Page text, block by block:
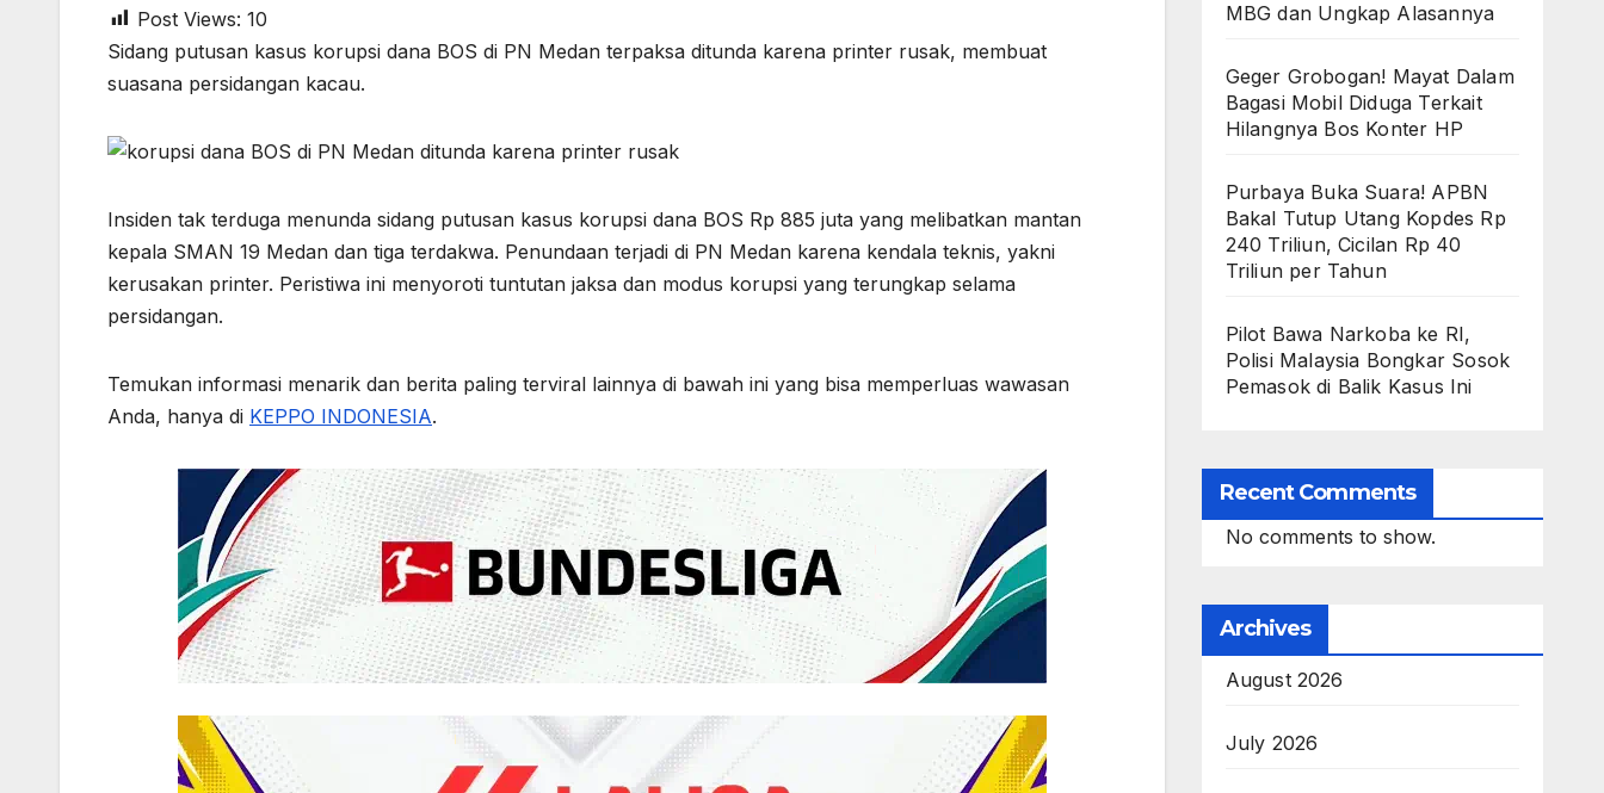
a
t
A
p
c
e
b
o
k
s
s
n
e
l
e
r
m
p
e
r
Post Views: 10
Sidang putusan kasus korupsi dana BOS di PN Medan terpaksa ditunda karena printer rusak, membuat
suasana persidangan kacau.
Insiden tak terduga menunda sidang putusan kasus korupsi dana BOS Rp 885 juta yang melibatkan mantan
kepala SMAN 19 Medan dan tiga terdakwa. Penundaan terjadi di PN Medan karena kendala teknis, yakni
kerusakan printer. Peristiwa ini menyoroti tuntutan jaksa dan modus korupsi yang terungkap selama
persidangan.
Temukan informasi menarik dan berita paling terviral lainnya di bawah ini yang bisa memperluas wawasan
Anda, hanya di KEPPO INDONESIA.
MBG dan Ungkap Alasannya
Geger Grobogan! Mayat Dalam
Bagasi Mobil Diduga Terkait
Hilangnya Bos Konter HP
Purbaya Buka Suara! APBN
Bakal Tutup Utang Kopdes Rp
240 Triliun, Cicilan Rp 40
Triliun per Tahun
Pilot Bawa Narkoba ke RI,
Polisi Malaysia Bongkar Sosok
Pemasok di Balik Kasus Ini
Recent Comments
No comments to show.
Archives
August 2026
July 2026